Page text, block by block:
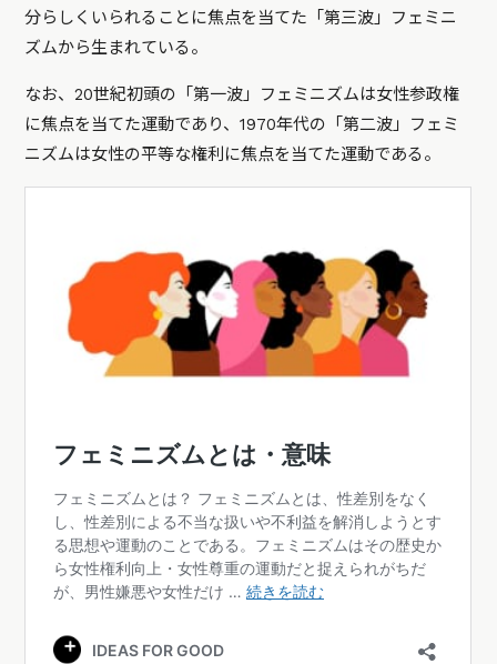
分らしくいられることに焦点を当てた「第三波」フェミニ
ズムから生まれている。
なお、20世紀初頭の「第一波」フェミニズムは女性参政権
に焦点を当てた運動であり、1970年代の「第二波」フェミ
ニズムは女性の平等な権利に焦点を当てた運動である。